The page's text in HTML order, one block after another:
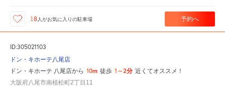
18人がお気に入りの駐車場 予約へ
ID:305021103
ドン・キホーテ八尾店
ドン・キホーテ 八尾店から 10m 徒歩 1～2分 近くてオススメ！
大阪府八尾市南植松町2丁目11